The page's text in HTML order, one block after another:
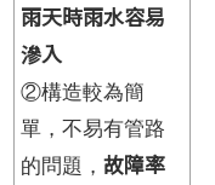
雨天時雨水容易
滲入
②構造較為簡
單，不易有管路
的問題， 故障率